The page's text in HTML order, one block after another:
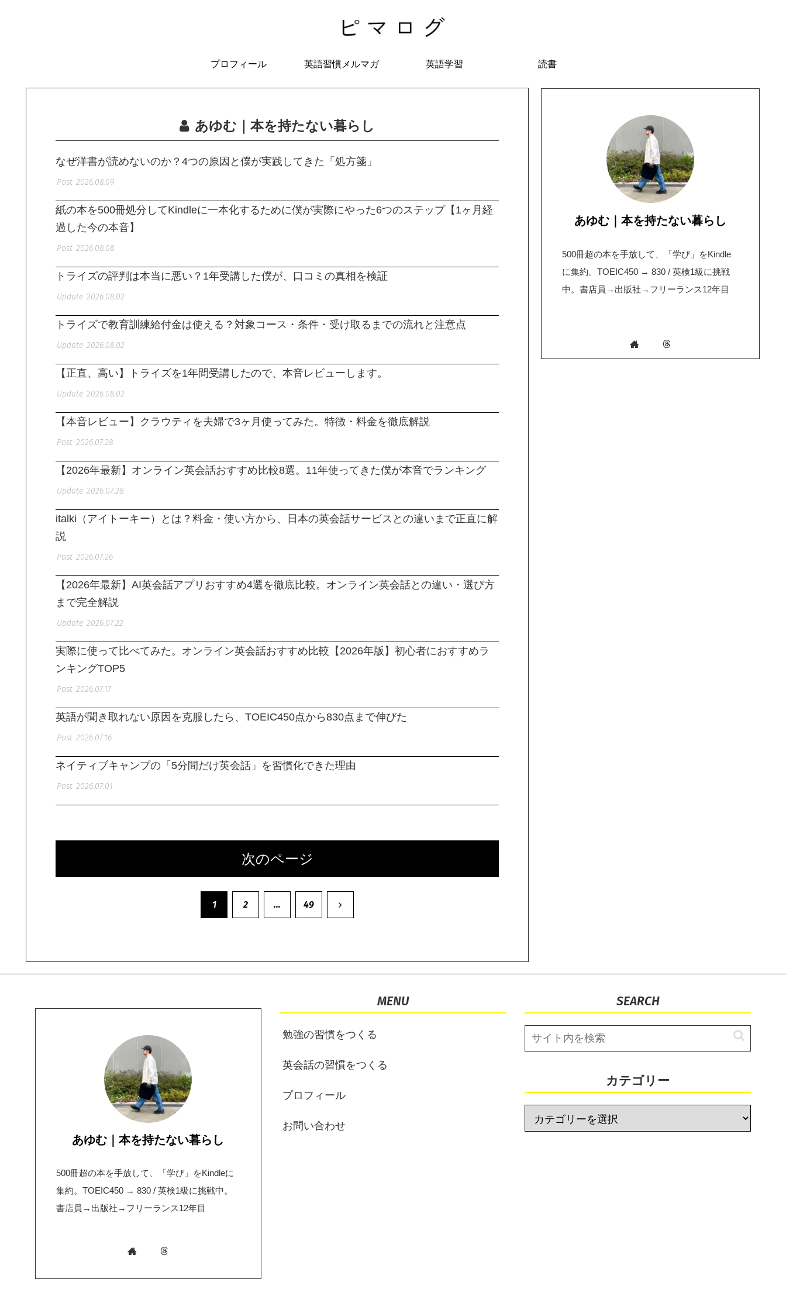
プロフィール 英語習慣メルマガ 英語学習 読書
あゆむ｜本を持たない暮らし
なぜ洋書が読めないのか？4つの原因と僕が実践してきた「処方箋」
2026.08.09
紙の本を500冊処分してKindleに一本化するために僕が実際にやった6つのステップ【1ヶ月経
過した今の本音】
2026.08.08
トライズの評判は本当に悪い？1年受講した僕が、口コミの真相を検証
2026.08.02
トライズで教育訓練給付金は使える？対象コース・条件・受け取るまでの流れと注意点
2026.08.02
【正直、高い】トライズを1年間受講したので、本音レビューします。
2026.08.02
【本音レビュー】クラウティを夫婦で3ヶ月使ってみた。特徴・料金を徹底解説
2026.07.28
【2026年最新】オンライン英会話おすすめ比較8選。11年使ってきた僕が本音でランキング
2026.07.28
italki（アイトーキー）とは？料金・使い方から、日本の英会話サービスとの違いまで正直に解
説
2026.07.26
【2026年最新】AI英会話アプリおすすめ4選を徹底比較。オンライン英会話との違い・選び方
まで完全解説
2026.07.22
実際に使って比べてみた。オンライン英会話おすすめ比較【2026年版】初心者におすすめラ
ンキングTOP5
2026.07.17
英語が聞き取れない原因を克服したら、TOEIC450点から830点まで伸びた
2026.07.16
ネイティブキャンプの「5分間だけ英会話」を習慣化できた理由
2026.07.01
次のページ
1 2 … 49 次
あゆむ｜本を持たない暮らし
500冊超の本を手放して、「学び」をKindle
に集約。TOEIC450 → 830 / 英検1級に挑戦
中。書店員→出版社→フリーランス12年目
あゆむ｜本を持たない暮らし
500冊超の本を手放して、「学び」をKindleに
集約。TOEIC450 → 830 / 英検1級に挑戦中。
書店員→出版社→フリーランス12年目
MENU
勉強の習慣をつくる
英会話の習慣をつくる
プロフィール
お問い合わせ
SEARCH
カテゴリー